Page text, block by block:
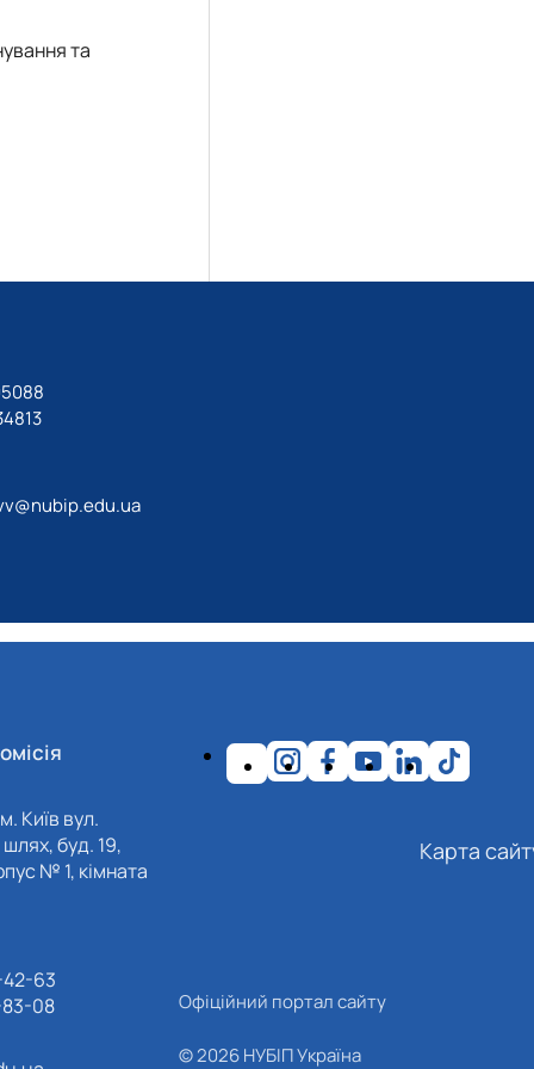
та
Київ вул.
буд. 19,
№ 1, кімната
63
08
Карта
Офіційний портал сайту
© 2026 НУБІП Україна